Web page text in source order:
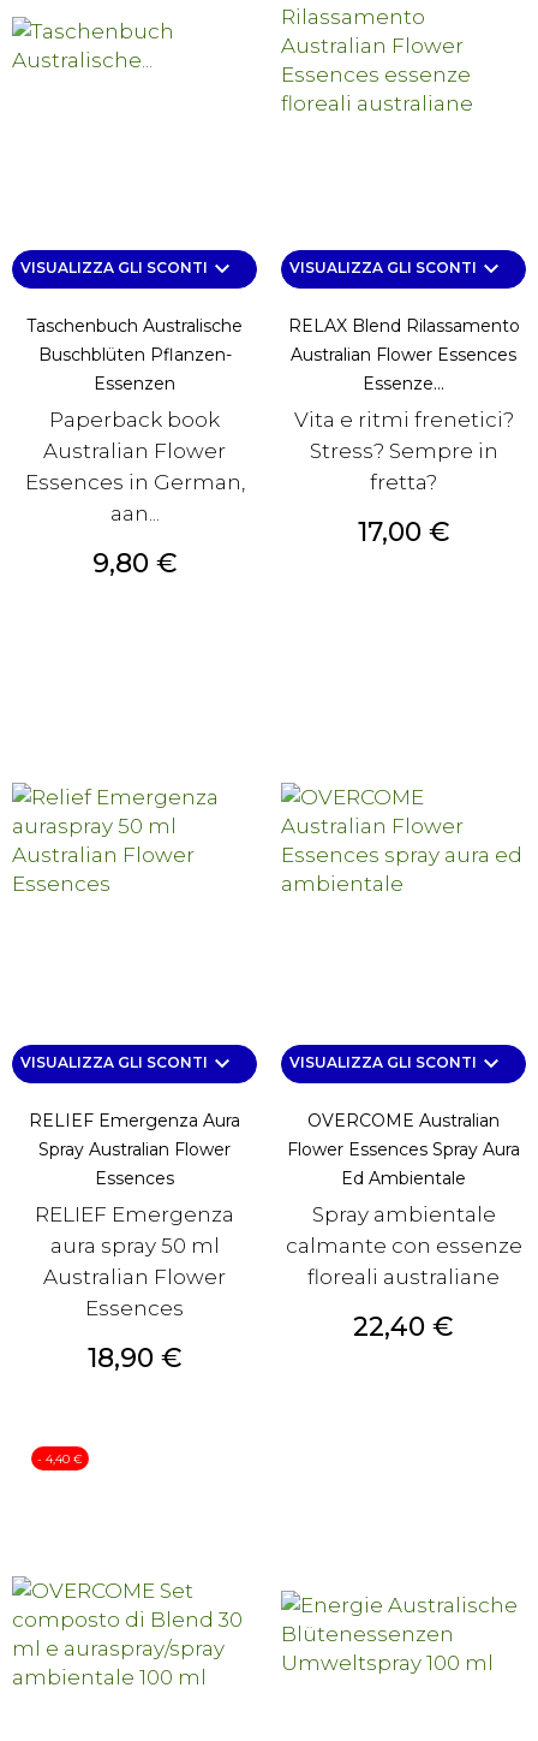
VISUALIZZA GLI SCONTI keyboard_arrow_down
Taschenbuch Australische
Buschblüten Pflanzen-
Essenzen
Paperback book
Australian Flower
Essences in German,
aan...
Prezzo
9,80 €
VISUALIZZA GLI SCONTI keyboard_arrow_down
RELAX Blend Rilassamento
Australian Flower Essences
Essenze...
Vita e ritmi frenetici?
Stress? Sempre in
fretta?
Prezzo
17,00 €
VISUALIZZA GLI SCONTI keyboard_arrow_down
RELIEF Emergenza Aura
Spray Australian Flower
Essences
RELIEF Emergenza
aura spray 50 ml
Australian Flower
Essences
Prezzo
18,90 €
VISUALIZZA GLI SCONTI keyboard_arrow_down
OVERCOME Australian
Flower Essences Spray Aura
Ed Ambientale
Spray ambientale
calmante con essenze
floreali australiane
Prezzo
22,40 €
- 4,40 €